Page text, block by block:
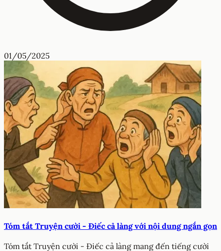
01/05/2025
Tóm tắt Truyện cười - Điếc cả làng với nội dung ngắn gọn
Tóm tắt Truyện cười - Điếc cả làng mang đến tiếng cười